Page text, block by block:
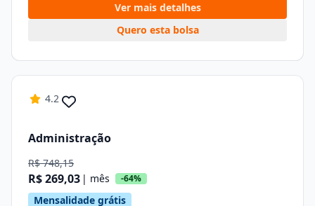
Ver mais detalhes
Quero esta bolsa
4.2
Administração
R$ 748,15
R$ 269,03 | mês -64%
Mensalidade grátis